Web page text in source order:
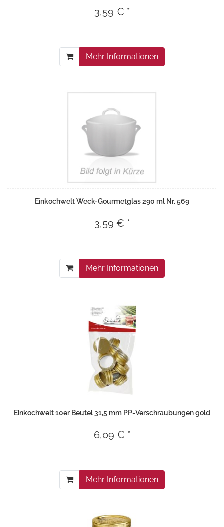
3,59 € *
Mehr Informationen
Einkochwelt Weck-Gourmetglas 290 ml Nr. 569
3,59 € *
Mehr Informationen
Einkochwelt 10er Beutel 31,5 mm PP-Verschraubungen gold
6,09 € *
Mehr Informationen